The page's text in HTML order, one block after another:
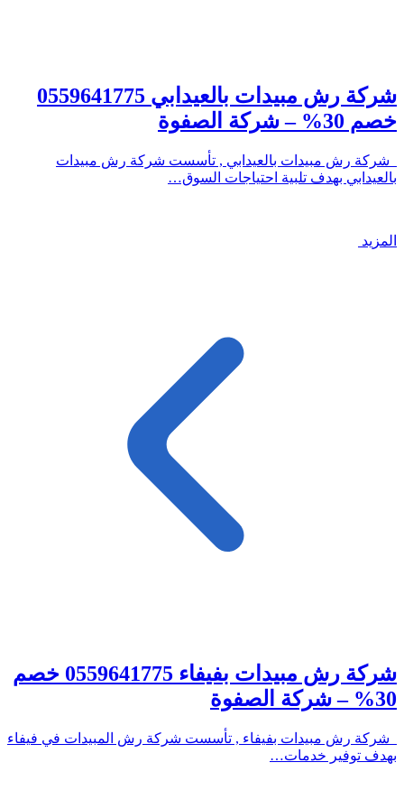
شركة رش مبيدات بالعيدابي 0559641775
خصم 30% – شركة الصفوة
شركة رش مبيدات بالعيدابي , تأسست شركة رش مبيدات
بالعيدابي بهدف تلبية احتياجات السوق…
المزيد
شركة رش مبيدات بفيفاء 0559641775 خصم
30% – شركة الصفوة
شركة رش مبيدات بفيفاء , تأسست شركة رش المبيدات في فيفاء
بهدف توفير خدمات…